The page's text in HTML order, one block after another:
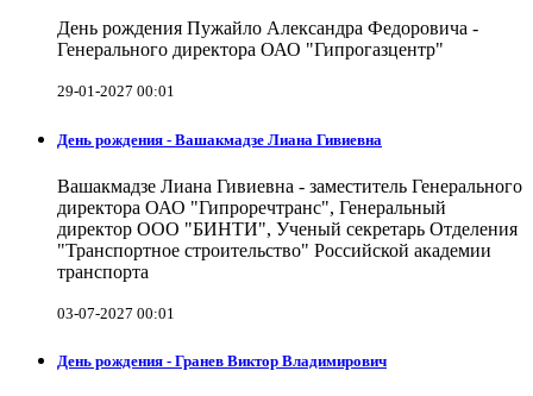
День рождения Пужайло Александра Федоровича -
Генерального директора ОАО "Гипрогазцентр"
29-01-2027 00:01
День рождения - Вашакмадзе Лиана Гивиевна
Вашакмадзе Лиана Гивиевна - заместитель Генерального
директора ОАО "Гипроречтранс", Генеральный
директор ООО "БИНТИ", Ученый секретарь Отделения
"Транспортное строительство" Российской академии
транспорта
03-07-2027 00:01
День рождения - Гранев Виктор Владимирович